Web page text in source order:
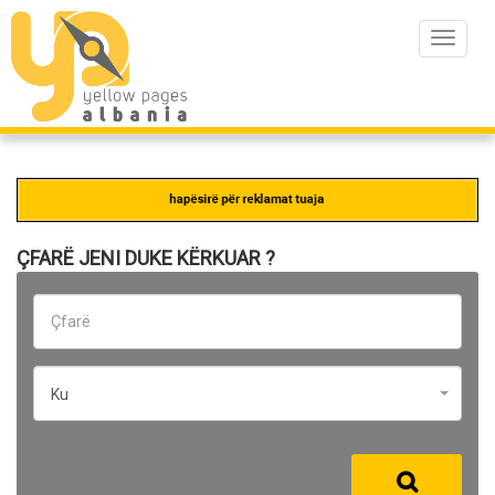
Toggle
ÇFARË JENI DUKE KËRKUAR ?
Ku